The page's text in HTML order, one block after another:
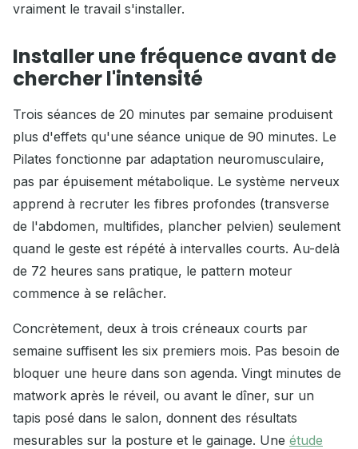
vraiment le travail s'installer.
Installer une fréquence avant de
chercher l'intensité
Trois séances de 20 minutes par semaine produisent
plus d'effets qu'une séance unique de 90 minutes. Le
Pilates fonctionne par adaptation neuromusculaire,
pas par épuisement métabolique. Le système nerveux
apprend à recruter les fibres profondes (transverse
de l'abdomen, multifides, plancher pelvien) seulement
quand le geste est répété à intervalles courts. Au-delà
de 72 heures sans pratique, le pattern moteur
commence à se relâcher.
Concrètement, deux à trois créneaux courts par
semaine suffisent les six premiers mois. Pas besoin de
bloquer une heure dans son agenda. Vingt minutes de
matwork après le réveil, ou avant le dîner, sur un
tapis posé dans le salon, donnent des résultats
mesurables sur la posture et le gainage. Une étude